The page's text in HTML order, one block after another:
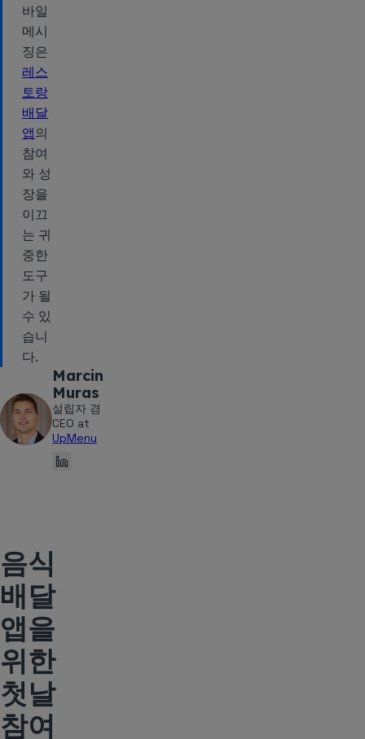
바일
메시
징은
레스
토랑
배달
앱의
참여
와 성
장을
이끄
는 귀
중한
도구
가 될
수 있
습니
다.
Marcin
Muras
설립자 겸
CEO at
UpMenu
음식
배달
앱을
위한
첫날
참여